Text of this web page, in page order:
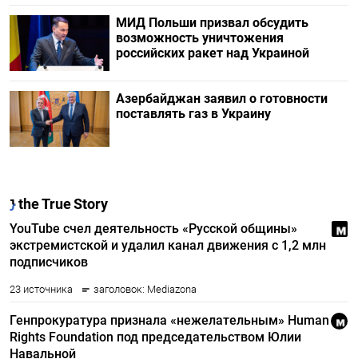
МИД Польши призвал обсудить
возможность уничтожения
российских ракет над Украиной
Азербайджан заявил о готовности
поставлять газ в Украину